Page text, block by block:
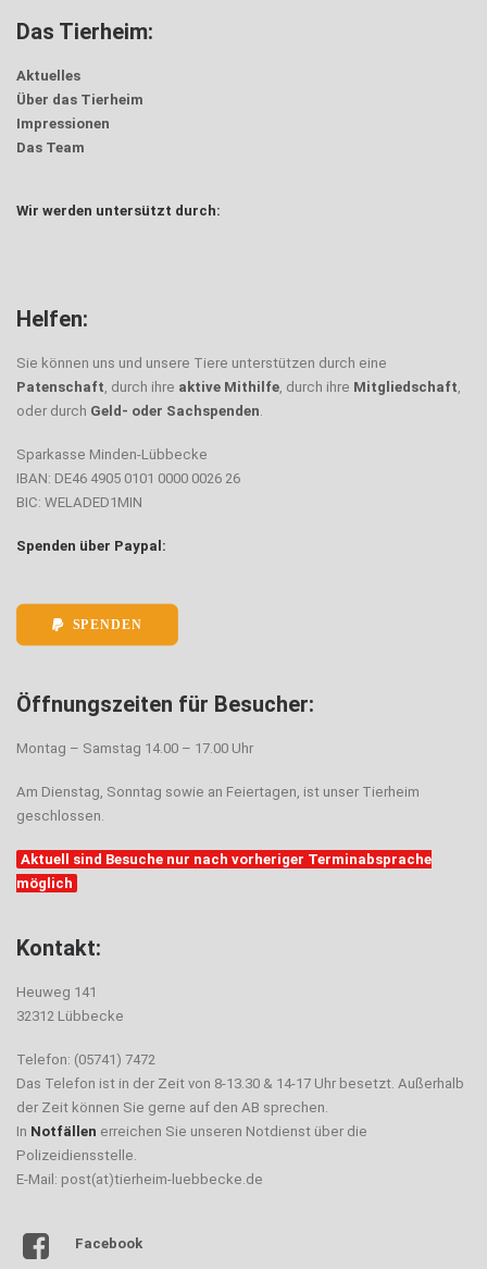
Das Tierheim:
Aktuelles
Über das Tierheim
Impressionen
Das Team
Wir werden untersützt durch:
Helfen:
Sie können uns und unsere Tiere unterstützen durch eine
Patenschaft, durch ihre aktive Mithilfe, durch ihre Mitgliedschaft,
oder durch Geld- oder Sachspenden.
Sparkasse Minden-Lübbecke
IBAN: DE46 4905 0101 0000 0026 26
BIC: WELADED1MIN
Spenden über Paypal:
SPENDEN
Öffnungszeiten für Besucher:
Montag – Samstag 14.00 – 17.00 Uhr
Am Dienstag, Sonntag sowie an Feiertagen, ist unser Tierheim
geschlossen.
Aktuell sind Besuche nur nach vorheriger Terminabsprache
möglich
Kontakt:
Heuweg 141
32312 Lübbecke
Telefon: (05741) 7472
Das Telefon ist in der Zeit von 8-13.30 & 14-17 Uhr besetzt. Außerhalb
der Zeit können Sie gerne auf den AB sprechen.
In Notfällen erreichen Sie unseren Notdienst über die
Polizeidiensstelle.
E-Mail: post(at)tierheim-luebbecke.de
Facebook